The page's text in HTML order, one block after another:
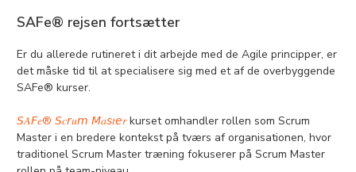
SAFe® rejsen fortsætter
Er du allerede rutineret i dit arbejde med de Agile principper, er
det måske tid til at specialisere sig med et af de overbyggende
SAFe® kurser.
𝘚𝐴𝘍𝑒® 𝘚𝑐𝘳𝑢𝘮 𝘔𝑎𝘴𝑡𝘦𝑟kurset omhandler rollen som Scrum
Master i en bredere kontekst på tværs af organisationen, hvor
traditionel Scrum Master træning fokuserer på Scrum Master